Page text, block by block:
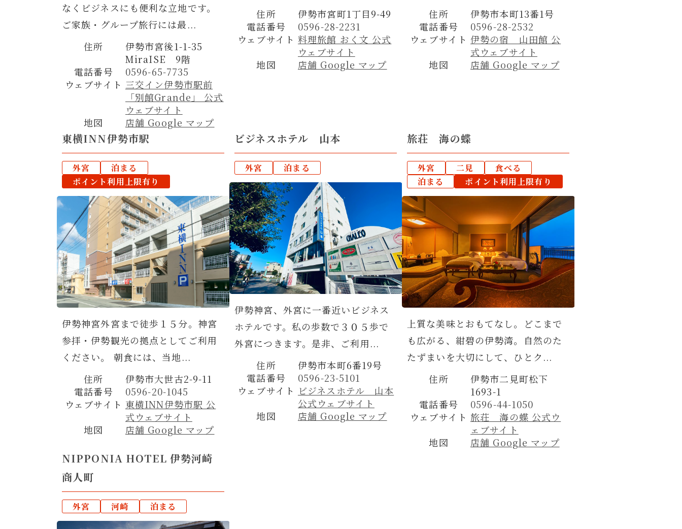
なくビジネスにも便利な立地です。
ご家族・グループ旅行には最...
住所
伊勢市宮後1-1-35
MiraISE 9階
電話番号
0596-65-7735
ウェブサイト 三交イン伊勢市駅前
「別館Grande」 公式
ウェブサイト
地図
店舗 Google マップ
住所
伊勢市宮町1丁目9-49
電話番号
0596-28-2231
ウェブサイト 料理旅館 おく文 公式
ウェブサイト
地図
店舗 Google マップ
住所
伊勢市本町13番1号
電話番号
0596-28-2532
ウェブサイト 伊勢の宿 山田館 公
式ウェブサイト
地図
店舗 Google マップ
東横INN伊勢市駅
外宮
泊まる
ポイント利用上限有り
伊勢神宮外宮まで徒歩１５分。神宮
参拝・伊勢観光の拠点としてご利用
ください。 朝食には、当地...
住所
伊勢市大世古2-9-11
電話番号
0596-20-1045
ウェブサイト 東横INN伊勢市駅 公
式ウェブサイト
地図
店舗 Google マップ
ビジネスホテル 山本
外宮 泊まる
伊勢神宮、外宮に一番近いビジネス
ホテルです。私の歩数で３０５歩で
外宮につきます。是非、ご利用...
住所
伊勢市本町6番19号
電話番号
0596-23-5101
ウェブサイト ビジネスホテル 山本
公式ウェブサイト
地図
店舗 Google マップ
旅荘 海の蝶
外宮 二見
食べる
泊まる
ポイント利用上限有り
上質な美味とおもてなし。どこまで
も広がる、紺碧の伊勢湾。自然のた
たずまいを大切にして、ひとク...
住所
伊勢市二見町松下
1693-1
電話番号
0596-44-1050
ウェブサイト 旅荘 海の蝶 公式ウ
ェブサイト
地図
店舗 Google マップ
NIPPONIA HOTEL 伊勢河崎
商人町
外宮 河崎 泊まる